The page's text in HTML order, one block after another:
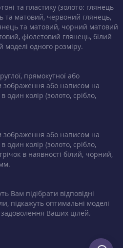
та пластику (золото: глянець
та матовий, червоний глянець,
та матовий, чорний матовий
фіолетовий глянець, білий
моделі одного розміру.
прямокутної або
зображення або написом на
один колір (золото, срібло,
зображення або написом на
один колір (золото, срібло,
в наявності білий, чорний,
Вам підібрати відповідні
підкажуть оптимальні моделі
задоволення Ваших цілей.